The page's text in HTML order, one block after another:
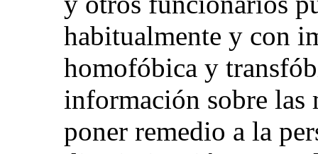
habitualmente y con
homofóbica y
información sobre las
poner remedio a la